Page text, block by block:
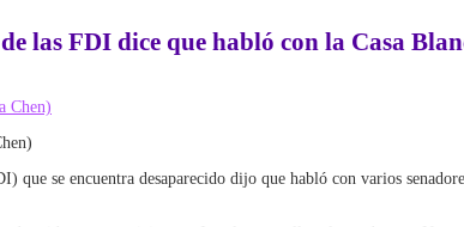
las FDI dice que habló con la Casa
que se encuentra desaparecido dijo que habló con varios